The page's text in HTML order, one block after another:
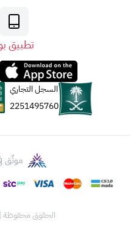
تطبيق
السجل التجاري
2251495760
موثّق
الحقوق محفوظة | 2026